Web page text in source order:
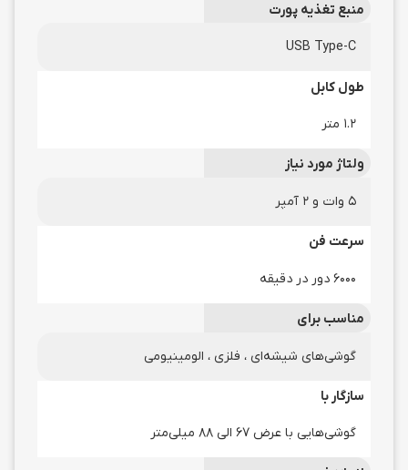
منبع تغذیه پورت
USB Type-C
طول کابل
۱.۲ متر
ولتاژ مورد نیاز
۵ وات و ۲ آمپر
سرعت فن
۶۰۰۰ دور در دقیقه
مناسب برای
گوشی‌های شیشه‌ای ، فلزی ، الومینیومی
سازگار با
گوشی‌هایی با عرض ۶۷ الی ۸۸ میلی‌متر